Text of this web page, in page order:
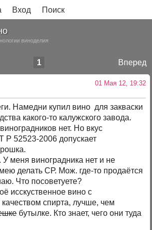
Вход Поиск
виноделия
Вперед
1
01 Мая 12, 19:32
Намедни купил вино для закваски
какого-то калужского завода.
нет. Но вкус
52523-2006 допускает
У меня виноградника нет и не
делать СР. Мож. где-то продаётся
Что посоветуете?
исскуственное вино с
спирта, лучше, чем
бутылке. Кто знает, чего они туда